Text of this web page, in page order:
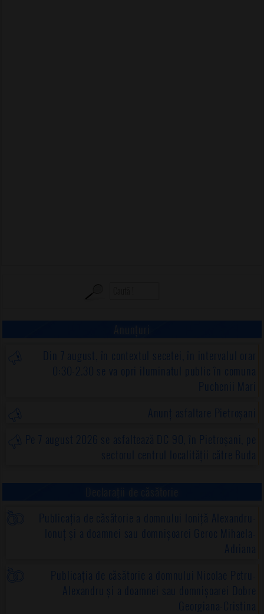
Din 7 august, în contextul secetei, în intervalul orar
0:30-2.30 se va opri iluminatul public în comuna
Puchenii Mari
Anunț asfaltare Pietroșani
Pe 7 august 2026 se asfaltează DC 90, în Pietroșani, pe
sectorul centrul localității către Buda
Publicația de căsătorie a domnului Ioniță Alexandru-
Ionuț și a doamnei sau domnișoarei Geroc Mihaela-
Adriana
Publicația de căsătorie a domnului Nicolae Petru-
Alexandru și a doamnei sau domnișoarei Dobre
Georgiana-Cristina